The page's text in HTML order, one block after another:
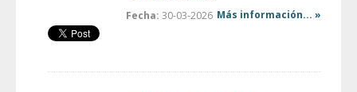
Fecha: 30-03-2026 Más información... »